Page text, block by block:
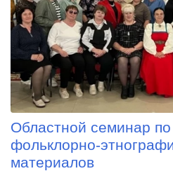
Областной семинар
фольклорно-
материалов